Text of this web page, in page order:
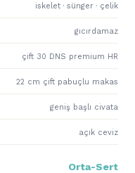
iskelet · sünger · çelik
gıcırdamaz
çift 30 DNS premium HR
22 cm çift pabuçlu makas
geniş başlı civata
açık ceviz
Orta-Sert